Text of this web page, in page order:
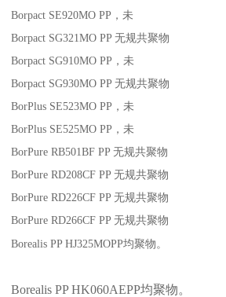
Borpact SE920MO PP ，未
Borpact SG321MO PP无规共聚物
Borpact SG910MO PP ，未
Borpact SG930MO PP无规共聚物
BorPlus SE523MO PP ，未
BorPlus SE525MO PP ，未
BorPure RB501BF PP无规共聚物
BorPure RD208CF PP无规共聚物
BorPure RD226CF PP无规共聚物
BorPure RD266CF PP无规共聚物
Borealis PP HJ325MOPP均聚物。
Borealis PP HK060AEPP均聚物。